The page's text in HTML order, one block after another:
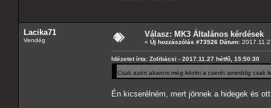
Lacika71
Vendég
Válasz: MK3 Általános kérdések
« Új hozzászólás #73526 Dátum:
Idézetet írta: Zolibácsi - 2017.11.27 hétfő, 15:50:30
Csak azért akarom még kitolni a cserét ameddig
Én kicserélném, mert jönnek a hidegek és